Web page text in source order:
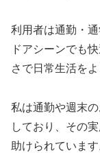
利用者は通勤・
ドアシーンでも
さで日常生活を
私は通勤や週末
しており、その
助けられています